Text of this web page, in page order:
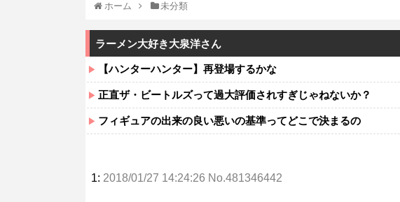
ホーム 未分類
ラーメン大好き大泉洋さん
【ハンターハンター】再登場するかな
正直ザ・ビートルズって過大評価されすぎじゃねないか？
フィギュアの出来の良い悪いの基準ってどこで決まるの
1: 2018/01/27 14:24:26 No.481346442